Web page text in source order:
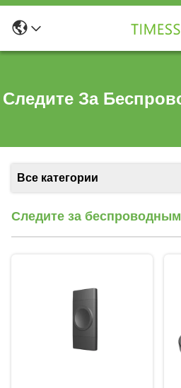
Следите За
Все категории
Следите за